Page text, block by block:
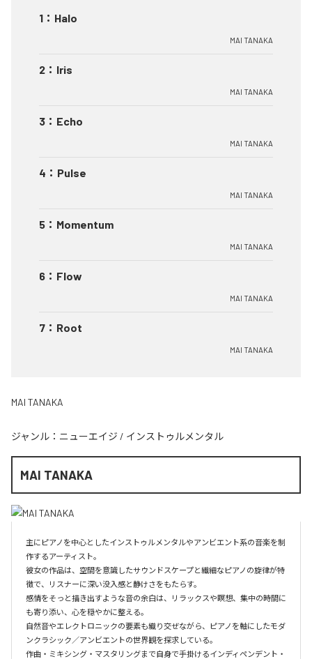
1 ： Halo
MAI TANAKA
2 ： Iris
MAI TANAKA
3 ： Echo
MAI TANAKA
4 ： Pulse
MAI TANAKA
5 ： Momentum
MAI TANAKA
6 ： Flow
MAI TANAKA
7 ： Root
MAI TANAKA
MAI TANAKA
ジャンル： ニューエイジ / インストゥルメンタル
MAI TANAKA
主にピアノを中心としたインストゥルメンタルやアンビエント系の音楽を制
作するアーティスト。
彼女の作品は、空間を意識したサウンドスケープと繊細なピアノの旋律が特
徴で、リスナーに深い没入感と静けさをもたらす。
感情をそっと描き出すような音の余白は、リラックスや瞑想、集中の時間に
も寄り添い、心を穏やかに整える。
自然音やエレクトロニックの要素も織り交ぜながら、ピアノを軸にしたモダ
ンクラシック／アンビエントの世界観を探求している。
作曲・ミキシング・マスタリングまで自身で手掛けるインディペンデント・